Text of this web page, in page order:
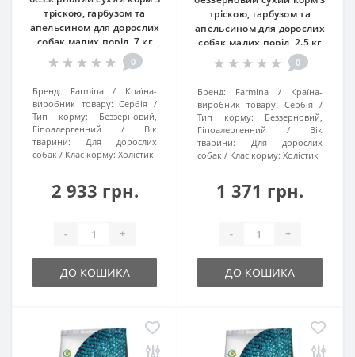
тріскою, гарбузом та
апельсином для дорослих
собак малих порід, 7 кг
0
Бренд: Farmina
Країна-
виробник товару: Сербія
Тип корму:
Беззерновий,
Гіпоалергенний
Вік
тварини:
Для дорослих
собак
Клас корму: Холістик
2 933 грн.
- +
ДО КОШИКА
тріскою, гарбузом та
апельсином для дорослих
собак малих порід, 2.5 кг
0
Бренд: Farmina
Країна-
виробник товару: Сербія
Тип корму:
Беззерновий,
Гіпоалергенний
Вік
тварини:
Для дорослих
собак
Клас корму: Холістик
1 371 грн.
- +
ДО КОШИКА